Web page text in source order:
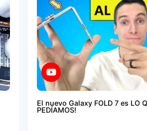
El nuevo Galaxy FOLD 7 es LO
PEDÍAMOS!